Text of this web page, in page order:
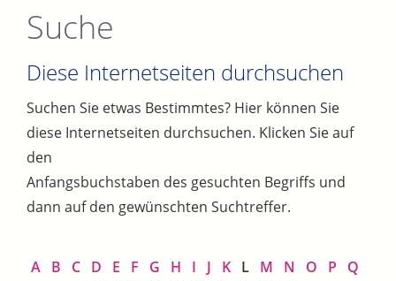
Suche
Diese Internetseiten durchsuchen
Suchen Sie etwas Bestimmtes? Hier können Sie
diese Internetseiten durchsuchen. Klicken Sie auf
den
Anfangsbuchstaben des gesuchten Begriffs und
dann auf den gewünschten Suchtreffer.
A B C D E F G H I J K L M N O P
Q